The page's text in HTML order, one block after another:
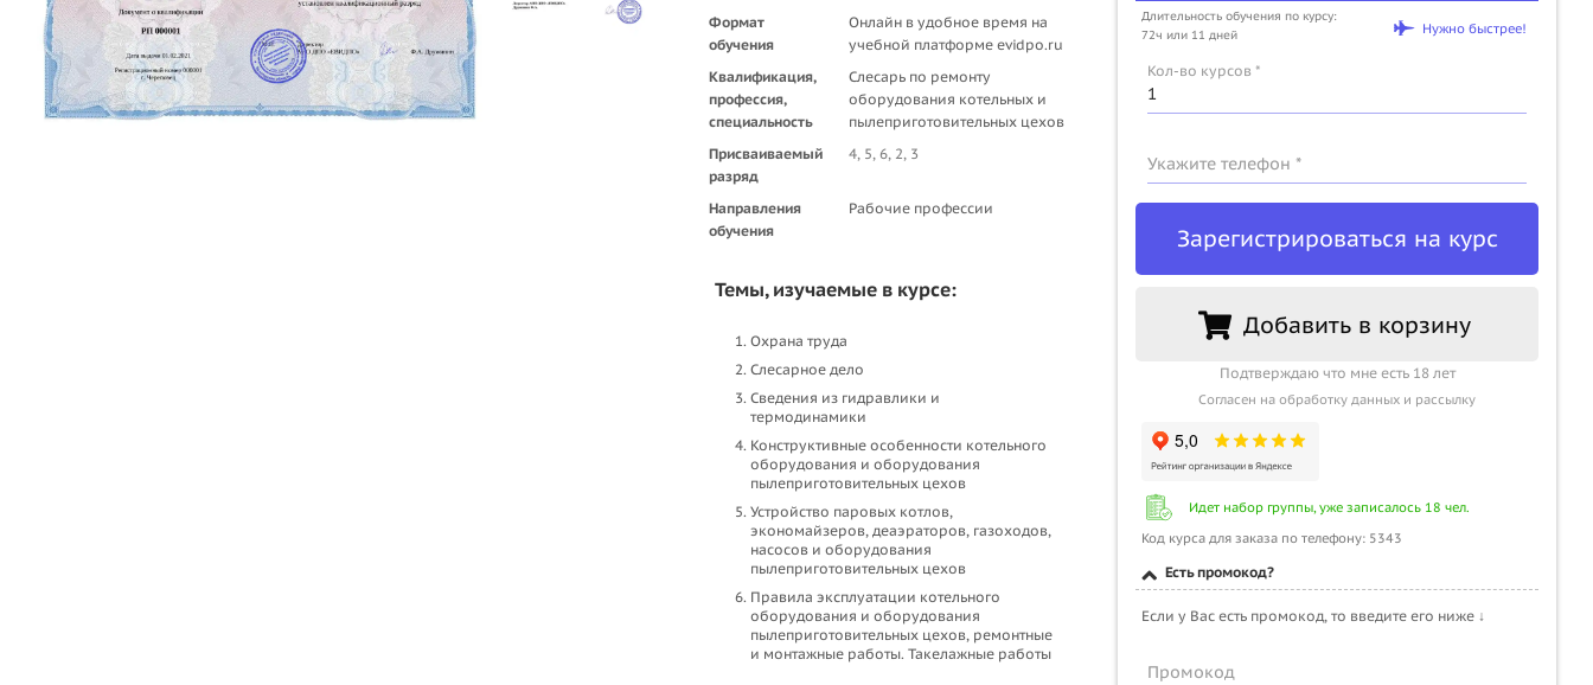
Формат
обучения
Онлайн в удобное время на
учебной платформе evidpo.ru
Квалификация,
профессия,
специальность
Слесарь по ремонту
оборудования котельных и
пылеприготовительных цехов
Присваиваемый
разряд
4, 5, 6, 2, 3
Направления
обучения
Рабочие профессии
Темы, изучаемые в курсе:
Охрана труда
Слесарное дело
Сведения из гидравлики и
термодинамики
Конструктивные особенности котельного
оборудования и оборудования
пылеприготовительных цехов
Устройство паровых котлов,
экономайзеров, деаэраторов, газоходов,
насосов и оборудования
пылеприготовительных цехов
Правила эксплуатации котельного
оборудования и оборудования
пылеприготовительных цехов, ремонтные
и монтажные работы. Такелажные работы
Длительность обучения по курсу:
72ч или 11 дней
Нужно быстрее!
Кол-во курсов *
Укажите телефон *
Зарегистрироваться на курс
Добавить в корзину
Подтверждаю что мне есть 18 лет
Согласен на обработку данных и рассылку
Идет набор группы, уже записалось 18 чел.
Код курса для заказа по телефону: 5343
Есть промокод?
Если у Вас есть промокод, то введите его ниже ↓
Промокод